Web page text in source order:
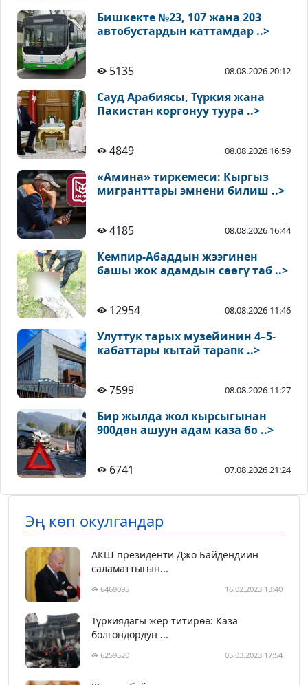
Бишкекте №23, 107 жана 203
автобустардын каттамдар ..>
5135 08.08.2026 20:12
Сауд Арабиясы, Түркия жана
Пакистан коргонуу туура ..>
4849 08.08.2026 16:59
«Амина» тиркемеси: Кыргыз
мигранттары эмнени билиш ..>
4185 08.08.2026 16:44
Кемпир-Абаддын жээгинен
башы жок адамдын сөөгү таб ..>
12954 08.08.2026 11:46
Улуттук тарых музейинин 4–5-
кабаттары кытай тарапк ..>
7599 08.08.2026 11:27
Бир жылда жол кырсыгынан
900дөн ашуун адам каза бо ..>
6741 07.08.2026 21:24
Эң көп окулгандар
АКШ президенти Джо Байдендиин
саламаттыгын...
6469095 16.02.2023 13:40
Түркиядагы жер титирөө: Каза
болгондордун ...
6259520 05.03.2023 17:54